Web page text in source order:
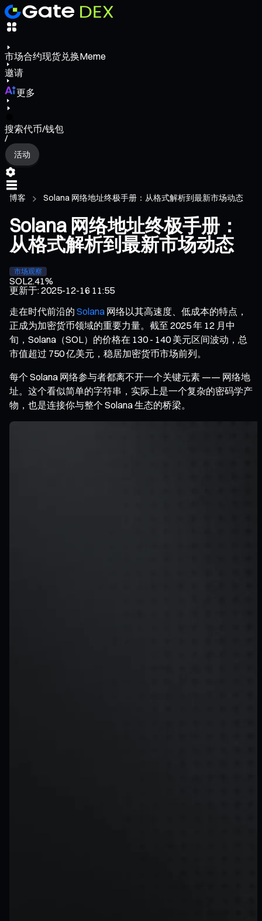
市场合约现货兑换Meme
邀请
更多
搜索代币/钱包
/
活动
博客 Solana 网络地址终极手册：从格式解析到最新市场动态
Solana 网络地址终极手册：
从格式解析到最新市场动态
市场观察
SOL2.41%
更新于:2025-12-16 11:55
走在时代前沿的 Solana 网络以其高速度、低成本的特点，
正成为加密货币领域的重要力量。截至 2025 年 12 月中
旬，Solana（SOL）的价格在 130 - 140 美元区间波动，总
市值超过 750 亿美元，稳居加密货币市场前列。
每个 Solana 网络参与者都离不开一个关键元素 —— 网络地
址。这个看似简单的字符串，实际上是一个复杂的密码学产
物，也是连接你与整个 Solana 生态的桥梁。